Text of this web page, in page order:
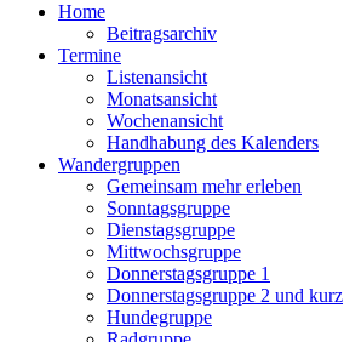
Home
Beitragsarchiv
Termine
Listenansicht
Monatsansicht
Wochenansicht
Handhabung des Kalenders
Wandergruppen
Gemeinsam mehr erleben
Sonntagsgruppe
Dienstagsgruppe
Mittwochsgruppe
Donnerstagsgruppe 1
Donnerstagsgruppe 2 und kurz
Hundegruppe